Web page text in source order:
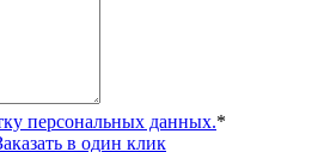
персональных данных.*
в один клик